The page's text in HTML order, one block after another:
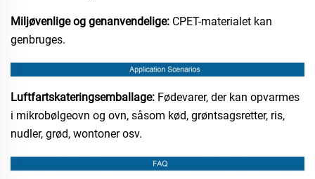
Miljøvenlige og genanvendelige: CPET-materialet kan
genbruges.​
Luftfartskateringsemballage: Fødevarer, der kan opvarmes
i mikrobølgeovn og ovn, såsom kød, grøntsagsretter, ris,
nudler, grød, wontoner osv.​